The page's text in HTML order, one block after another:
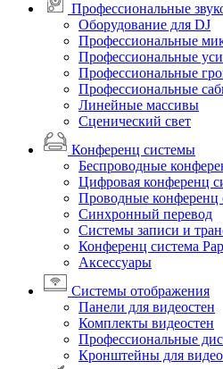
Профессиональные
Оборудование для DJ
Профессиональные
Профессиональные
Профессиональные
Профессиональные
Линейные массивы
Сценический свет
Конференц системы
Беспроводные
Цифровая конференц
Проводные конференц
Синхронный перевод
Системы записи и
Конференц система
Аксессуары
Системы отображения
Панели для видеостен
Комплекты видеостен
Профессиональные
Кронштейны для